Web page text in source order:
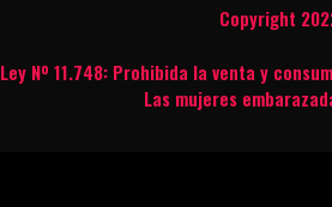
Copyright
Ley Nº 11.748: Prohibida la venta y
Las mujeres